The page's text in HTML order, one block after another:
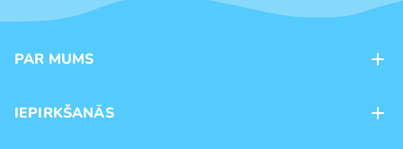
PAR MUMS
Veikali
IEPIRKŠANĀS